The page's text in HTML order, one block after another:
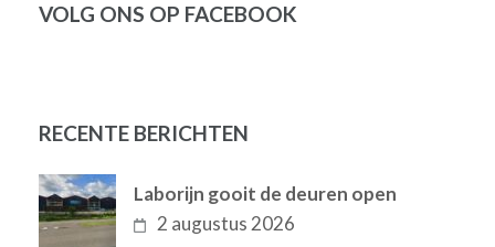
VOLG ONS OP FACEBOOK
RECENTE BERICHTEN
Laborijn gooit de deuren open
2 augustus 2026